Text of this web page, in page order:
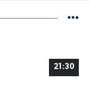
21:30